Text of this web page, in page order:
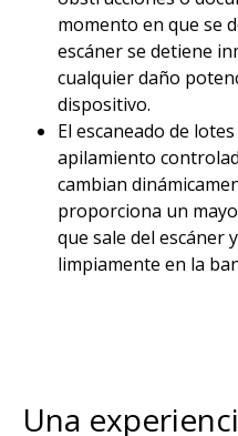
momento en que se
escáner se detiene
cualquier daño
dispositivo.
El escaneado de
apilamiento
cambian
proporciona un
que sale del escáner
limpiamente en la
Una